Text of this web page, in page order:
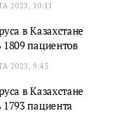
2023, 10:11
в Казахстане
пациентов
2023, 9:45
в Казахстане
пациента